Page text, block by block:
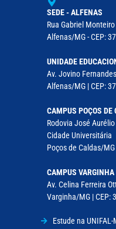
SEDE - ALFENAS
Rua Gabriel
Alfenas/MG - CEP:
UNIDADE
Av. Jovino
Alfenas/MG | CEP:
CAMPUS POÇOS DE
Rodovia José
Cidade Universitária
Poços de Caldas/
CAMPUS VARGINHA
Av. Celina Ferreira
Varginha/MG | CEP:
Estude na UNIFAL-